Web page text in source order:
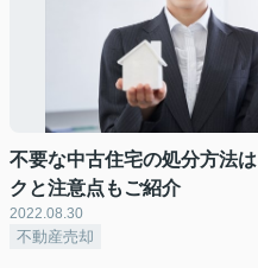
不要な中古住宅の処分方法
クと注意点もご紹介
2022.08.30
不動産売却